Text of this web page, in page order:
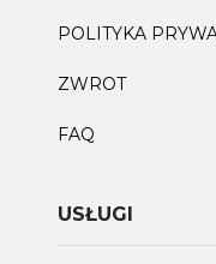
POLITYKA
ZWROT
FAQ
USŁUGI